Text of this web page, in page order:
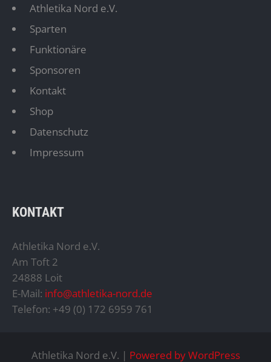
Athletika Nord e.V.
Sparten
Funktionäre
Sponsoren
Kontakt
Shop
Datenschutz
Impressum
KONTAKT
Athletika Nord e.V.
Am Toft 2
24888 Loit
E-Mail: info@athletika-nord.de
Telefon: +49 (0) 172 6959 761
Athletika Nord e.V. | Powered by WordPress